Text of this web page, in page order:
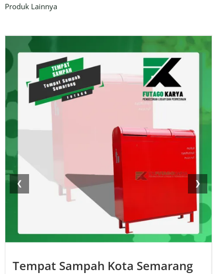
Produk Lainnya
❮ ❯
Tempat Sampah Kota Semarang